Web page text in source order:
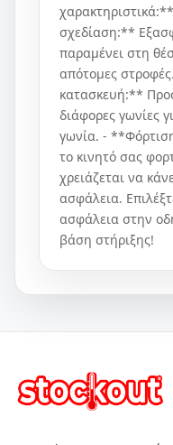
σχεδίαση:**
παραμένει στη
απότομες
κατασκευή:**
διάφορες γωνίες
γωνία. -
το κινητό σας
χρειάζεται να
ασφάλεια.
ασφάλεια στην
βάση στήριξης!